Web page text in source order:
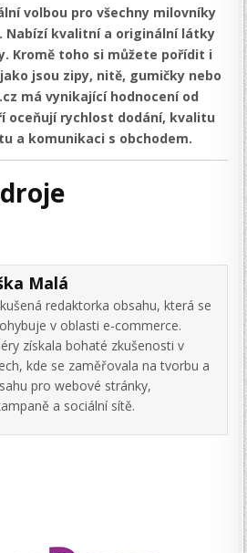
volbou pro všechny milovníky
Nabízí kvalitní a originální látky
Kromě toho si můžete pořídit i
jsou zipy, nitě, gumičky nebo
má vynikající hodnocení od
oceňují rychlost dodání, kvalitu
a komunikaci s obchodem.
Malá
redaktorka obsahu, která se
v oblasti e-commerce.
získala bohaté zkušenosti v
kde se zaměřovala na tvorbu a
pro webové stránky,
a sociální sítě.